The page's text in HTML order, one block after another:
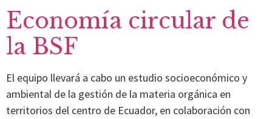
Economía circular de
la BSF
El equipo llevará a cabo un estudio socioeconómico y
ambiental de la gestión de la materia orgánica en
territorios del centro de Ecuador, en colaboración con